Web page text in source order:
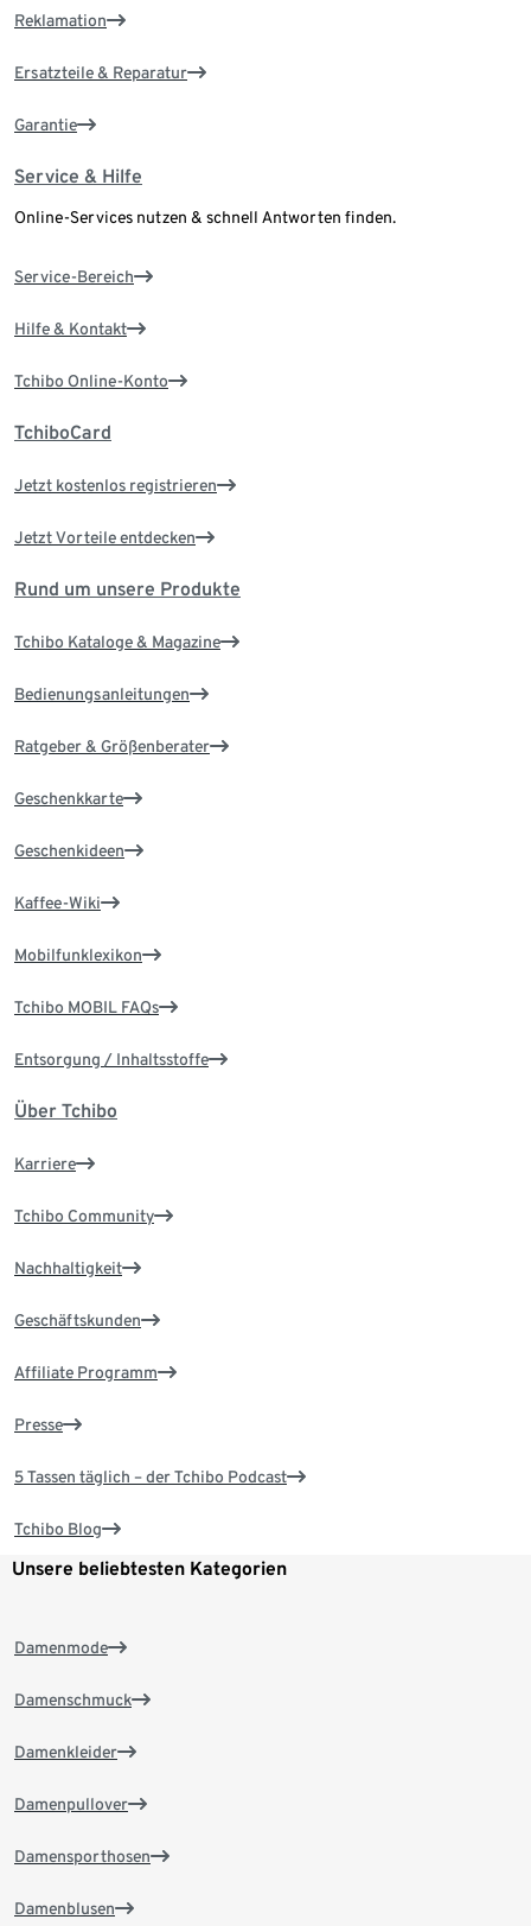
Reklamation
Ersatzteile & Reparatur
Garantie
Service & Hilfe
Online-Services nutzen & schnell Antworten finden.
Service-Bereich
Hilfe & Kontakt
Tchibo Online-Konto
TchiboCard
Jetzt kostenlos registrieren
Jetzt Vorteile entdecken
Rund um unsere Produkte
Tchibo Kataloge & Magazine
Bedienungsanleitungen
Ratgeber & Größenberater
Geschenkkarte
Geschenkideen
Kaffee-Wiki
Mobilfunklexikon
Tchibo MOBIL FAQs
Entsorgung / Inhaltsstoffe
Über Tchibo
Karriere
Tchibo Community
Nachhaltigkeit
Geschäftskunden
Affiliate Programm
Presse
5 Tassen täglich – der Tchibo Podcast
Tchibo Blog
Unsere beliebtesten Kategorien
Damenmode
Damenschmuck
Damenkleider
Damenpullover
Damensporthosen
Damenblusen